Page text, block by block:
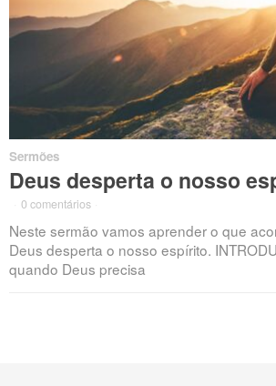
Sermões
Deus desperta o nosso
0 comentários
Neste sermão vamos aprender o que
Deus desperta o nosso espírito.
quando Deus precisa